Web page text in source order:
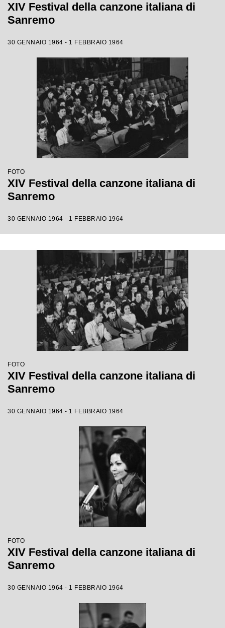
XIV Festival della canzone italiana di
Sanremo
30 GENNAIO 1964 - 1 FEBBRAIO 1964
FOTO
XIV Festival della canzone italiana di
Sanremo
30 GENNAIO 1964 - 1 FEBBRAIO 1964
FOTO
XIV Festival della canzone italiana di
Sanremo
30 GENNAIO 1964 - 1 FEBBRAIO 1964
FOTO
XIV Festival della canzone italiana di
Sanremo
30 GENNAIO 1964 - 1 FEBBRAIO 1964